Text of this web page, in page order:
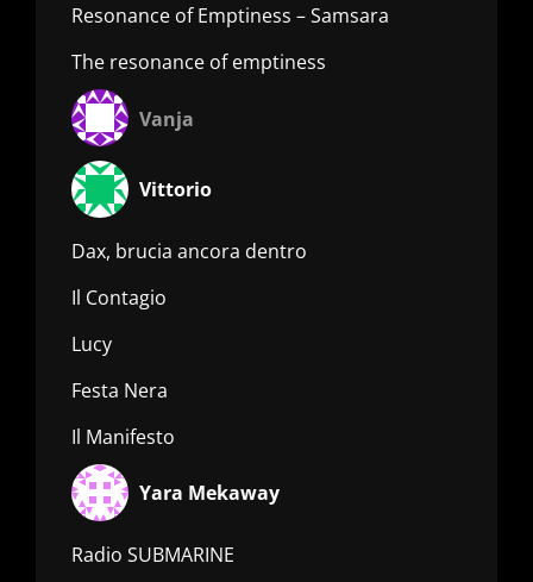
Resonance of Emptiness – Samsara
The resonance of emptiness
Vanja
Vittorio
Dax, brucia ancora dentro
Il Contagio
Lucy
Festa Nera
Il Manifesto
Yara Mekaway
Radio SUBMARINE